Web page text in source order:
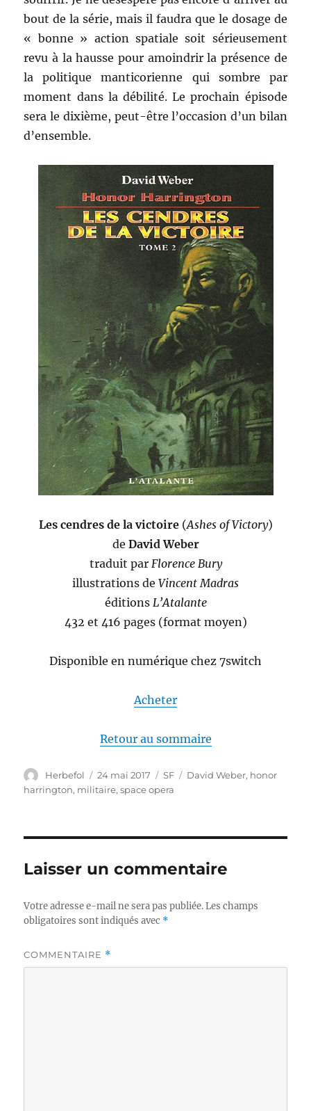
bout de la série, mais il faudra que le dosage de
« bonne » action spatiale soit sérieusement
revu à la hausse pour amoindrir la présence de
la politique manticorienne qui sombre par
moment dans la débilité. Le prochain épisode
sera le dixième, peut-être l’occasion d’un bilan
d’ensemble.
Les cendres de la victoire(Ashes of Victory)
de David Weber
traduit par Florence Bury
illustrations de Vincent Madras
éditions L’Atalante
432 et 416 pages (format moyen)
Disponible en numérique chez 7switch
Acheter
Retour au sommaire
Auteur
Herbefol
Publié
le
24 mai 2017 Catégories
SF Étiquettes
David Weber, honor
harrington, militaire,space opera
Laisser un commentaire
Votre adresse e-mail ne sera pas publiée. Les champs
obligatoires sont indiqués avec *
COMMENTAIRE *